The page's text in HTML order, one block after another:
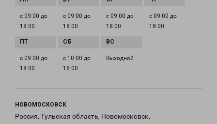
с 09:00 до
18:00
с 09:00 до
18:00
с 09:00 до
18:00
с 09:00 до
18:00
с 09:00 до
18:00
с 10:00 до
16:00
Выходной
НОВОМОСКОВСК
Россия, Тульская область, Новомосковск,